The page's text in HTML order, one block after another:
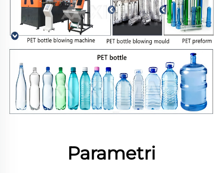
Parametri